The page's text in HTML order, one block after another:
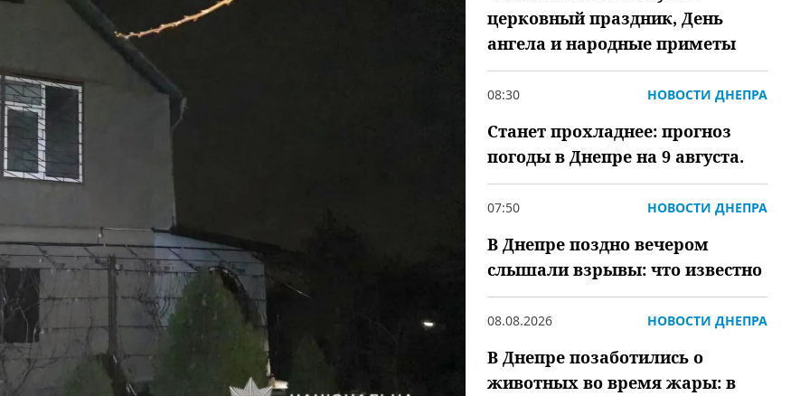
церковный праздник, День
ангела и народные приметы
08:30 НОВОСТИ ДНЕПРА
Станет прохладнее: прогноз
погоды в Днепре на 9 августа.
07:50 НОВОСТИ ДНЕПРА
В Днепре поздно вечером
слышали взрывы: что известно
08.08.2026 НОВОСТИ ДНЕПРА
В Днепре позаботились о
животных во время жары: в